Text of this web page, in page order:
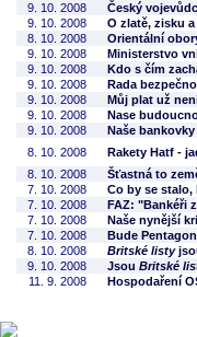
9. 10. 2008
Český
9. 10. 2008
O zlatě, zisku
8. 10. 2008
Orientální
9. 10. 2008
Ministerstvo
9. 10. 2008
Kdo s čím
9. 10. 2008
Rada
9. 10. 2008
Můj plat už
9. 10. 2008
Nase
9. 10. 2008
Naše
8. 10. 2008
Rakety Hatf -
8. 10. 2008
Šťastná to
7. 10. 2008
Co by se
7. 10. 2008
FAZ: "Bankéři
7. 10. 2008
Naše nynější
7. 10. 2008
Bude
8. 10. 2008
Britské listy
9. 10. 2008
Jsou Britské
11. 9. 2008
Hospodaření